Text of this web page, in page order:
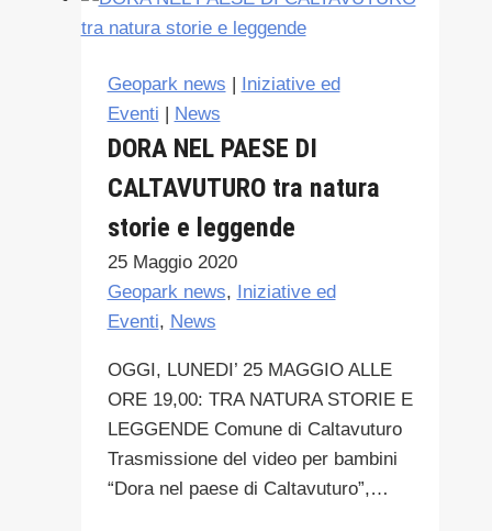
Geopark news | Iniziative ed
Eventi | News
DORA NEL PAESE DI
CALTAVUTURO tra natura
storie e leggende
25 Maggio 2020
Geopark news, Iniziative ed
Eventi, News
OGGI, LUNEDI’ 25 MAGGIO ALLE
ORE 19,00: TRA NATURA STORIE E
LEGGENDE Comune di Caltavuturo
Trasmissione del video per bambini
“Dora nel paese di Caltavuturo”,…